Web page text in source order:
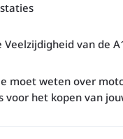
Veelzijdigheid van de
moet weten over
voor het kopen van